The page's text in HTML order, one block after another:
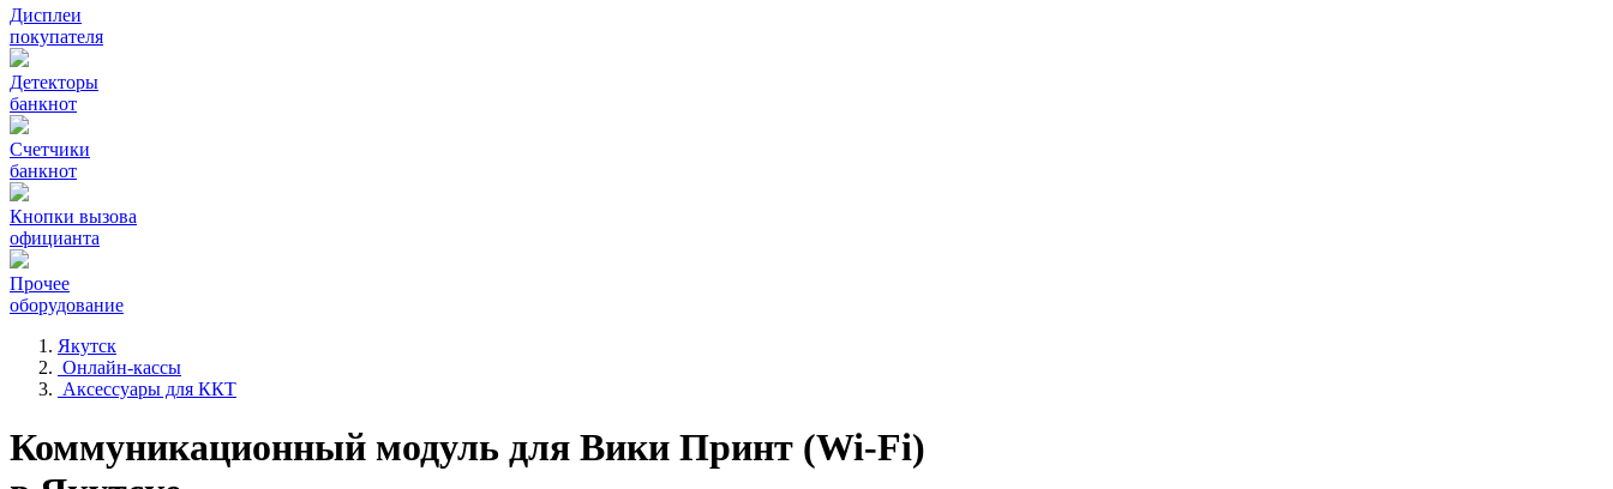
Дисплеи
покупателя
Детекторы
банкнот
Счетчики
банкнот
Кнопки вызова
официанта
Прочее
оборудование
Якутск
Онлайн-кассы
Аксессуары для ККТ
Коммуникационный модуль для Вики Принт (Wi-Fi)